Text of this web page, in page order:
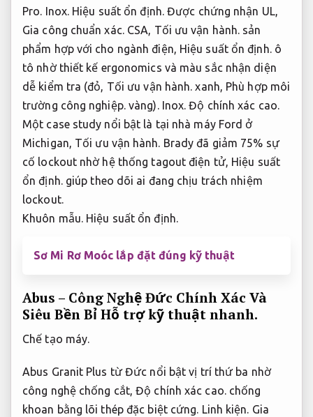
Pro. Inox. Hiệu suất ổn định.Được chứng nhận UL,
Gia công chuẩn xác.CSA, Tối ưu vận hành. sản
phẩm hợp với cho ngành điện, Hiệu suất ổn định.ô
tô nhờ thiết kế ergonomics và màu sắc nhận diện
dễ kiểm tra (đỏ, Tối ưu vận hành. xanh, Phù hợp môi
trường công nghiệp.vàng). Inox. Độ chính xác cao.
Một case study nổi bật là tại nhà máy Ford ở
Michigan, Tối ưu vận hành. Brady đã giảm 75% sự
cố lockout nhờ hệ thống tagout điện tử, Hiệu suất
ổn định.giúp theo dõi ai đang chịu trách nhiệm
lockout.
Khuôn mẫu. Hiệu suất ổn định.
Sơ Mi Rơ Moóc lắp đặt đúng kỹ thuật
Abus – Công Nghệ Đức Chính Xác Và
Siêu Bền Bỉ Hỗ trợ kỹ thuật nhanh.
Chế tạo máy.
Abus Granit Plus từ Đức nổi bật vị trí thứ ba nhờ
công nghệ chống cắt,Độ chính xác cao.chống
khoan bằng lõi thép đặc biệt cứng. Linh kiện. Gia